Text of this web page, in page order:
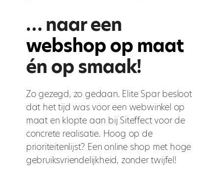
… naar een
webshop op maat
én op smaak!
Zo gezegd, zo gedaan. Elite Spar besloot
dat het tijd was voor een webwinkel op
maat en klopte aan bij Siteffect voor de
concrete realisatie. Hoog op de
prioriteitenlijst? Een online shop met hoge
gebruiksvriendelijkheid, zonder twijfel!